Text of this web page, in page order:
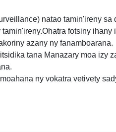
natao tamin'ireny
fotsiny
azany ny fanamboarana.
tana Manazary moa izy
ny vokatra vetivety